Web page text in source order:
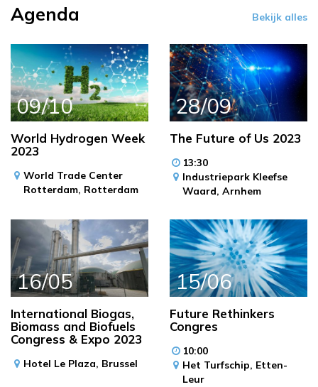
Agenda Bekijk alles
09/10
World Hydrogen Week
2023
World Trade Center
Rotterdam, Rotterdam
28/09
The Future of Us 2023
13:30
Industriepark Kleefse
Waard, Arnhem
16/05
International Biogas,
Biomass and Biofuels
Congress & Expo 2023
Hotel Le Plaza, Brussel
15/06
Future Rethinkers
Congres
10:00
Het Turfschip, Etten-
Leur